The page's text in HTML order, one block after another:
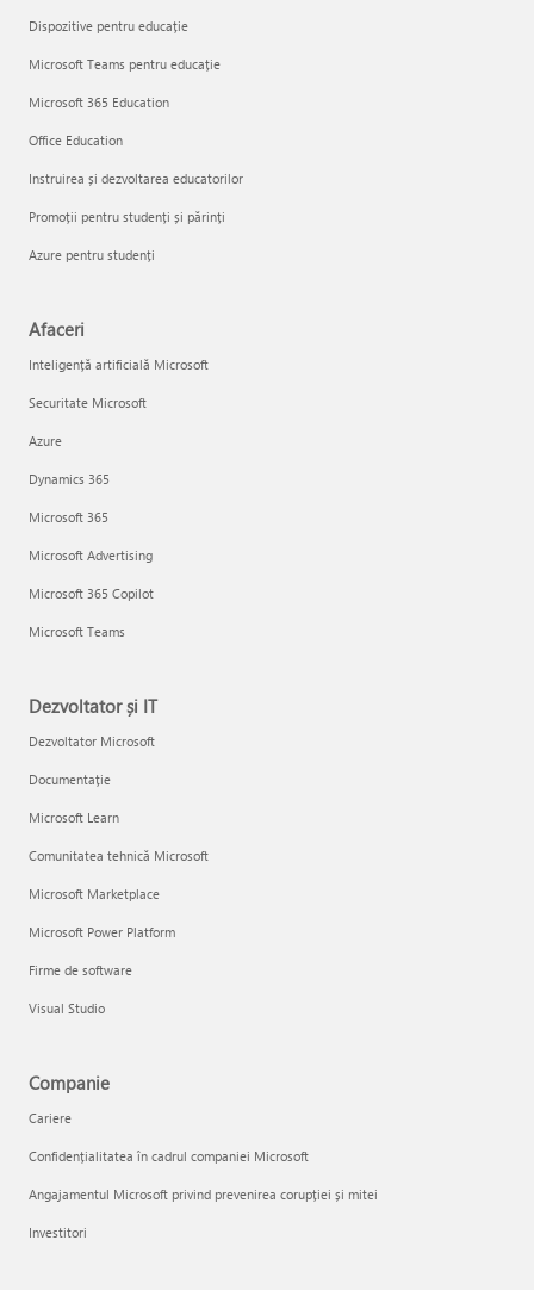
Dispozitive pentru educație
Microsoft Teams pentru educație
Microsoft 365 Education
Office Education
Instruirea și dezvoltarea educatorilor
Promoții pentru studenți și părinți
Azure pentru studenți
Afaceri
Inteligență artificială Microsoft
Securitate Microsoft
Azure
Dynamics 365
Microsoft 365
Microsoft Advertising
Microsoft 365 Copilot
Microsoft Teams
Dezvoltator și IT
Dezvoltator Microsoft
Documentație
Microsoft Learn
Comunitatea tehnică Microsoft
Microsoft Marketplace
Microsoft Power Platform
Firme de software
Visual Studio
Companie
Cariere
Confidențialitatea în cadrul companiei Microsoft
Angajamentul Microsoft privind prevenirea corupției și mitei
Investitori